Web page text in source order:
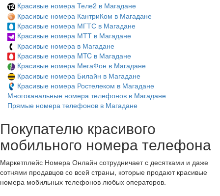
Красивые номера Теле2 в Магадане
Красивые номера КантриКом в Магадане
Красивые номера МГТС в Магадане
Красивые номера МТТ в Магадане
Красивые номера в Магадане
Красивые номера MTC в Магадане
Красивые номера МегаФон в Магадане
Красивые номера Билайн в Магадане
Красивые номера Ростелеком в Магадане
Многоканальные номера телефонов в Магадане
Прямые номера телефонов в Магадане
Покупателю красивого
мобильного номера телефона
Маркетплейс Номера Онлайн сотрудничает с десятками и даже
сотнями продавцов со всей страны, которые продают красивые
номера мобильных телефонов любых операторов.